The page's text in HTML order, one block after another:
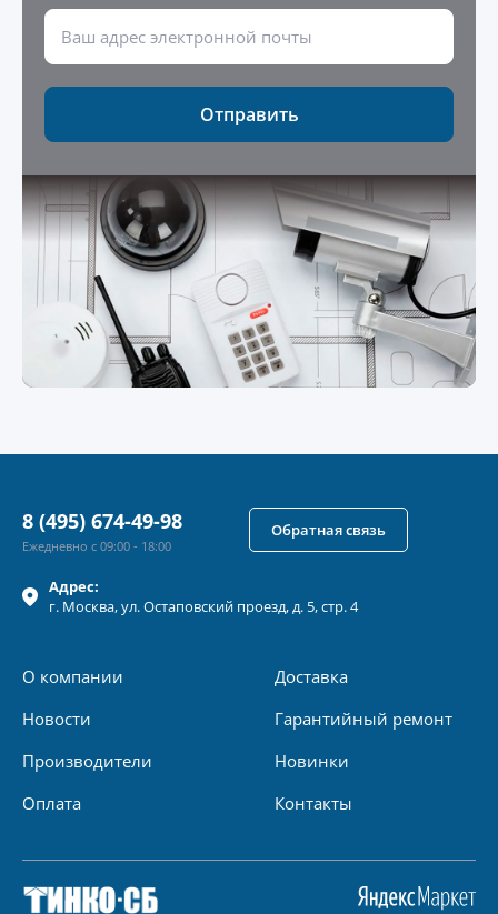
Отправить
Адрес:
г. Москва, ул.Остаповский проезд, д. 5, стр. 4
О компании
Новости
Производители
Оплата
Доставка
Гарантийный ремонт
Новинки
Контакты
8 (495) 674-49-98
Ежедневно с 09:00 - 18:00
Обратная связь